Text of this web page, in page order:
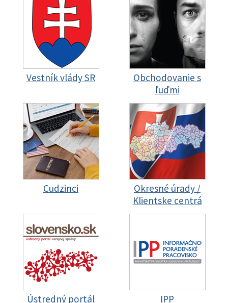
Vestník vlády SR
Obchodovanie s
ľuďmi
Cudzinci
Okresné úrady /
Klientske centrá
Ústredný portál IPP